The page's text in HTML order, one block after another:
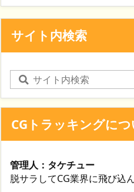
サイト内検索
CGトラッキングに
管理人：タケチュー
脱サラしてCG業界に飛び込